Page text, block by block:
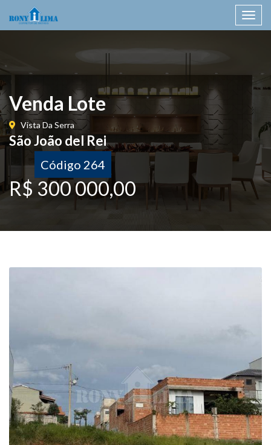
Venda Lote
Vista Da Serra
São João del Rei
Código 264
R$ 300 000,00